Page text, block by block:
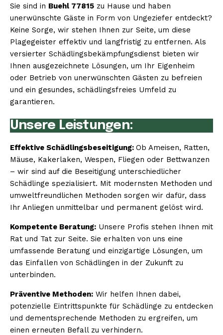
Sie sind in Buehl 77815 zu Hause und haben
unerwünschte Gäste in Form von Ungeziefer entdeckt?
Keine Sorge, wir stehen Ihnen zur Seite, um diese
Plagegeister effektiv und langfristig zu entfernen. Als
versierter Schädlingsbekämpfungsdienst bieten wir
Ihnen ausgezeichnete Lösungen, um Ihr Eigenheim
oder Betrieb von unerwünschten Gästen zu befreien
und ein gesundes, schädlingsfreies Umfeld zu
garantieren.
Unsere Leistungen:
Effektive Schädlingsbeseitigung: Ob Ameisen, Ratten,
Mäuse, Kakerlaken, Wespen, Fliegen oder Bettwanzen
– wir sind auf die Beseitigung unterschiedlicher
Schädlinge spezialisiert. Mit modernsten Methoden und
umweltfreundlichen Methoden sorgen wir dafür, dass
Ihr Anliegen unmittelbar und permanent gelöst wird.
Kompetente Beratung: Unsere Profis stehen Ihnen mit
Rat und Tat zur Seite. Sie erhalten von uns eine
umfassende Beratung und einzigartige Lösungen, um
das Einfallen von Schädlingen in der Zukunft zu
unterbinden.
Präventive Methoden: Wir helfen Ihnen dabei,
potenzielle Eintrittspunkte für Schädlinge zu entdecken
und dementsprechende Methoden zu ergreifen, um
einen erneuten Befall zu verhindern.